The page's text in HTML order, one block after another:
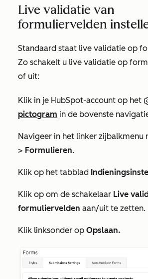
Live validatie van
formuliervelden
Standaard staat live validatie op
Zo schakelt u live validatie op
of uit:
Klik in je HubSpot-account op het
pictogram in de bovenste
Navigeer in het linker zijbalkmenu
> Formulieren.
Klik op het tabblad
Klik op om de schakelaar Live
formuliervelden aan/uit te zetten.
Klik linksonder op Opslaan.